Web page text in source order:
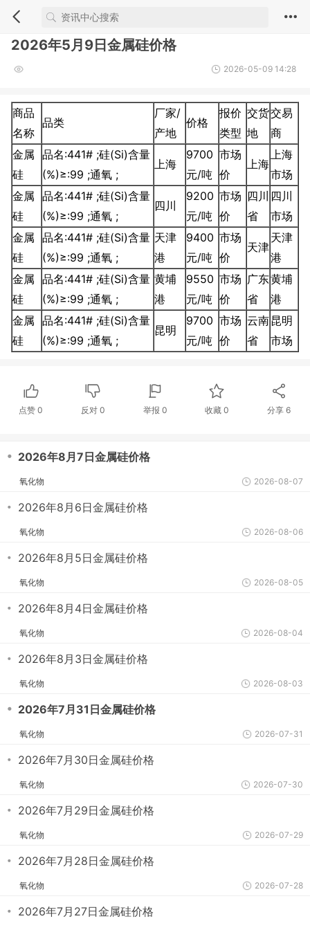
2026年5月9日金属硅价格
2026-05-09 14:28
商品
名称
品类
厂家/
产地
价格
报价
类型
交货
地
交易
商
金属
硅
品名:441# ;硅(Si)含量
(%)≥:99 ;通氧 ;
上海
9700
元/吨
市场
价
上海
上海
市场
金属
硅
品名:441# ;硅(Si)含量
(%)≥:99 ;通氧 ;
四川
9200
元/吨
市场
价
四川
省
四川
市场
金属
硅
品名:441# ;硅(Si)含量
(%)≥:99 ;通氧 ;
天津
港
9400
元/吨
市场
价
天津
天津
港
金属
硅
品名:441# ;硅(Si)含量
(%)≥:99 ;通氧 ;
黄埔
港
9550
元/吨
市场
价
广东
省
黄埔
港
金属
硅
品名:441# ;硅(Si)含量
(%)≥:99 ;通氧 ;
昆明
9700
元/吨
市场
价
云南
省
昆明
市场
点赞0 反对 0 举报 0 收藏 0 分享6
・ 2026年8月7日金属硅价格
氧化物 2026-08-07
・ 2026年8月6日金属硅价格
氧化物 2026-08-06
・ 2026年8月5日金属硅价格
氧化物 2026-08-05
・ 2026年8月4日金属硅价格
氧化物 2026-08-04
・ 2026年8月3日金属硅价格
氧化物 2026-08-03
・ 2026年7月31日金属硅价格
氧化物 2026-07-31
・ 2026年7月30日金属硅价格
氧化物 2026-07-30
・ 2026年7月29日金属硅价格
氧化物 2026-07-29
・ 2026年7月28日金属硅价格
氧化物 2026-07-28
・ 2026年7月27日金属硅价格